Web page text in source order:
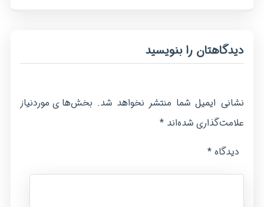
دیدگاهتان را بنویسید
نشانی ایمیل شما منتشر نخواهد شد. بخش‌های موردنیاز
علامت‌گذاری شده‌اند*
دیدگاه *